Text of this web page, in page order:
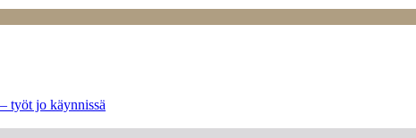
työt jo käynnissä